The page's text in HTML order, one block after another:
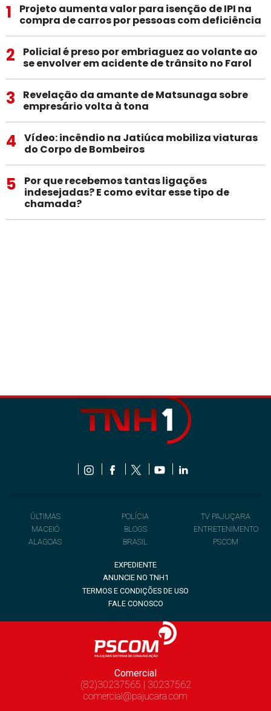
1
Projeto aumenta valor para isenção de IPI na
compra de carros por pessoas com deficiência
2
Policial é preso por embriaguez ao volante ao
se envolver em acidente de trânsito no Farol
3
Revelação da amante de Matsunaga sobre
empresário volta à tona
4
Vídeo: incêndio na Jatiúca mobiliza viaturas
do Corpo de Bombeiros
5
Por que recebemos tantas ligações
indesejadas? E como evitar esse tipo de
chamada?
ÚLTIMAS
MACEIÓ
ALAGOAS
POLÍCIA
BLOGS
BRASIL
TV PAJUÇARA
ENTRETENIMENTO
PSCOM
EXPEDIENTE
ANUNCIE NO TNH1
TERMOS E CONDIÇÕES DE USO
FALE CONOSCO
Comercial
(82)30237565 | 30237562
comercial@pajucara.com